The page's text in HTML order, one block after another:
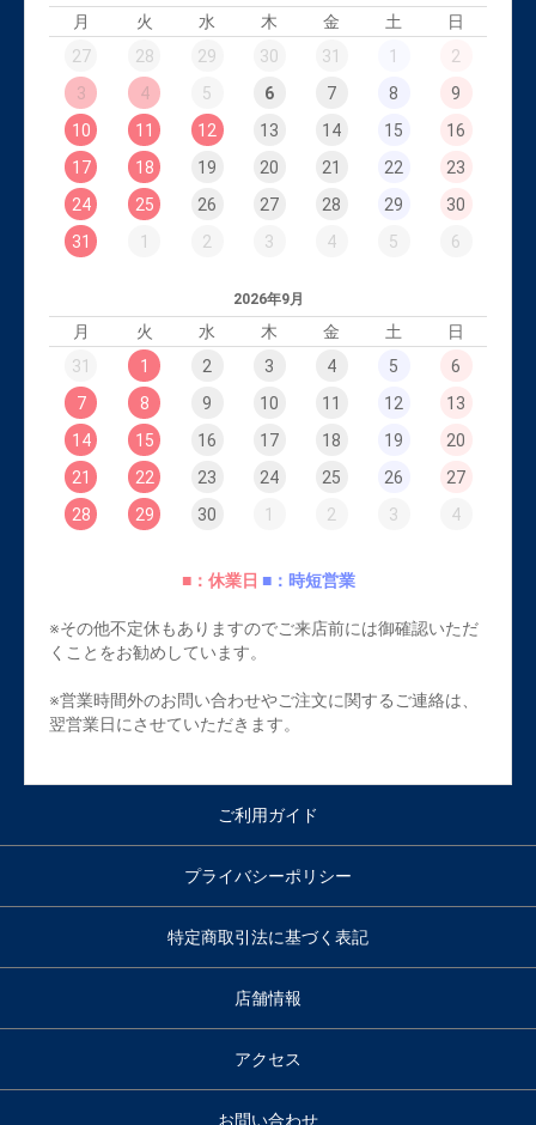
月 火 水 木 金 土
日
27
28 29 30 31 1
2
3
4 5 6 7 8
9
10
11 12 13 14 15
16
17
18 19 20 21 22
23
24
25 26 27 28 29
30
31
1 2 3 4 5 6
2026年9月
月 火 水 木 金 土
日
31
1 2 3 4 5
6
7
8 9 10 11 12
13
14
15 16 17 18 19
20
21
22 23 24 25 26
27
28
29 30 1 2 3 4
■：休業日 ■：時短営業
※その他不定休もありますのでご来店前には御確認いただ
くことをお勧めしています。
※営業時間外のお問い合わせやご注文に関するご連絡は、
翌営業日にさせていただきます。
ご利用ガイド
プライバシーポリシー
特定商取引法に基づく表記
店舗情報
アクセス
お問い合わせ